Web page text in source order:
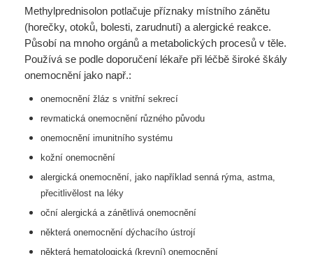
Methylprednisolon potlačuje příznaky místního zánětu
(horečky, otoků, bolesti, zarudnutí) a alergické reakce.
Působí na mnoho orgánů a metabolických procesů v těle.
Používá se podle doporučení lékaře při léčbě široké škály
onemocnění jako např.:
onemocnění žláz s vnitřní sekrecí
revmatická onemocnění různého původu
onemocnění imunitního systému
kožní onemocnění
alergická onemocnění, jako například senná rýma, astma,
přecitlivělost na léky
oční alergická a zánětlivá onemocnění
některá onemocnění dýchacího ústrojí
některá hematologická (krevní) onemocnění